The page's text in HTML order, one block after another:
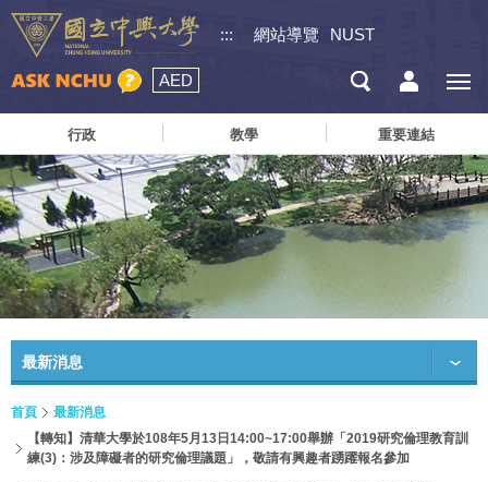
::: 網站導覽 NUST
AED
行政 教學 重要連結
最新消息
首頁
最新消息
【轉知】清華大學於108年5月13日14:00~17:00舉辦「2019研究倫理教育訓
練(3)：涉及障礙者的研究倫理議題」，敬請有興趣者踴躍報名參加